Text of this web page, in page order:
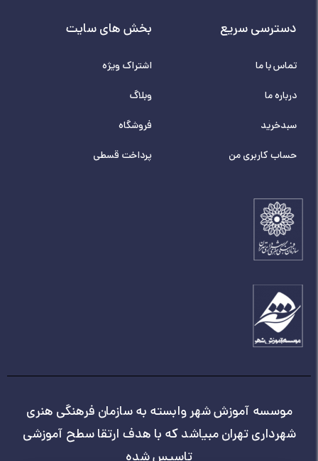
دسترسی سریع
تماس با ما
درباره ما
سبدخرید
حساب کاربری من
بخش های سایت
اشتراک ویژه
وبلاگ
فروشگاه
پرداخت قسطی
موسسه آموزش شهر وابسته به سازمان فرهنگی هنری
شهرداری تهران مبیاشد که با هدف ارتقا سطح آموزشی